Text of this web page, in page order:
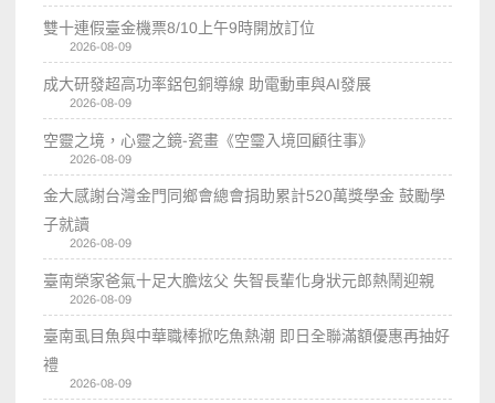
雙十連假臺金機票8/10上午9時開放訂位
2026-08-09
成大研發超高功率鋁包銅導線 助電動車與AI發展
2026-08-09
空靈之境，心靈之鏡-瓷畫《空𩆜入境回顧往事》
2026-08-09
金大感謝台灣金門同鄉會總會捐助累計520萬獎學金 鼓勵學
子就讀
2026-08-09
臺南榮家爸氣十足大膽炫父 失智長輩化身狀元郎熱鬧迎親
2026-08-09
臺南虱目魚與中華職棒掀吃魚熱潮 即日全聯滿額優惠再抽好
禮
2026-08-09